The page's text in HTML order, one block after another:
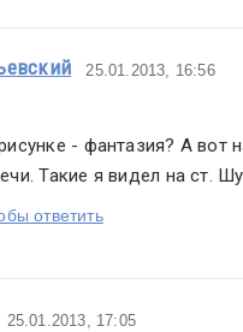
25.01.2013, 16:56
- фантазия? А вот
Такие я видел на ст.
ответить
25.01.2013, 17:05